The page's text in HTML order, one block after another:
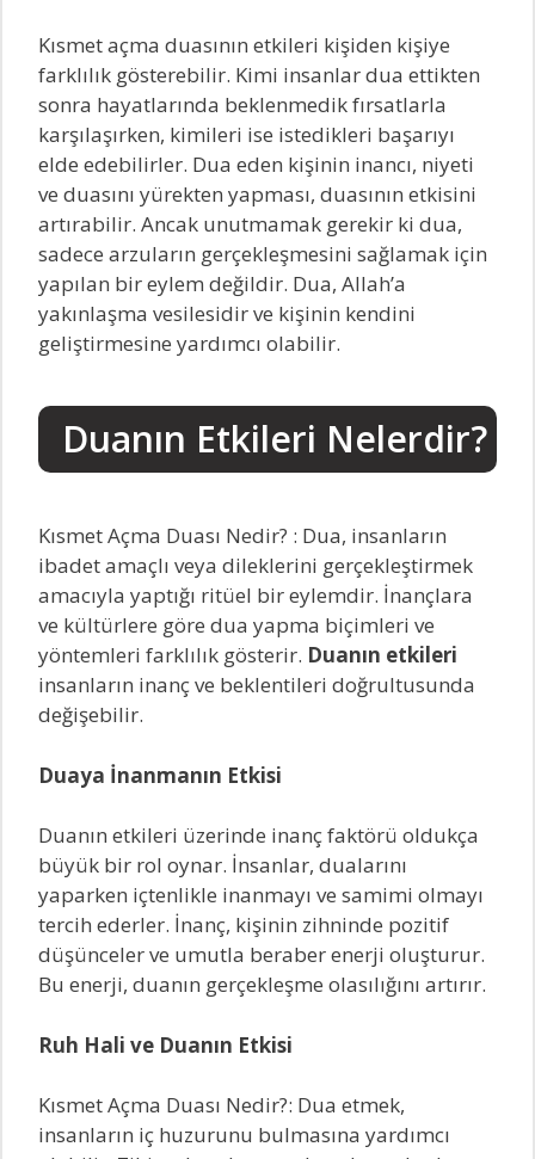
Kısmet açma duasının etkileri kişiden kişiye
farklılık gösterebilir. Kimi insanlar dua ettikten
sonra hayatlarında beklenmedik fırsatlarla
karşılaşırken, kimileri ise istedikleri başarıyı
elde edebilirler. Dua eden kişinin inancı, niyeti
ve duasını yürekten yapması, duasının etkisini
artırabilir. Ancak unutmamak gerekir ki dua,
sadece arzuların gerçekleşmesini sağlamak için
yapılan bir eylem değildir. Dua, Allah’a
yakınlaşma vesilesidir ve kişinin kendini
geliştirmesine yardımcı olabilir.
Duanın Etkileri Nelerdir?
Kısmet Açma Duası Nedir? : Dua, insanların
ibadet amaçlı veya dileklerini gerçekleştirmek
amacıyla yaptığı ritüel bir eylemdir. İnançlara
ve kültürlere göre dua yapma biçimleri ve
yöntemleri farklılık gösterir. Duanın etkileri
insanların inanç ve beklentileri doğrultusunda
değişebilir.
Duaya İnanmanın Etkisi
Duanın etkileri üzerinde inanç faktörü oldukça
büyük bir rol oynar. İnsanlar, dualarını
yaparken içtenlikle inanmayı ve samimi olmayı
tercih ederler. İnanç, kişinin zihninde pozitif
düşünceler ve umutla beraber enerji oluşturur.
Bu enerji, duanın gerçekleşme olasılığını artırır.
Ruh Hali ve Duanın Etkisi
Kısmet Açma Duası Nedir?: Dua etmek,
insanların iç huzurunu bulmasına yardımcı